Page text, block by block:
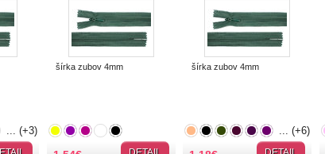
... (+3)
šírka zubov 4mm šírka zubov 4mm
... (+6)